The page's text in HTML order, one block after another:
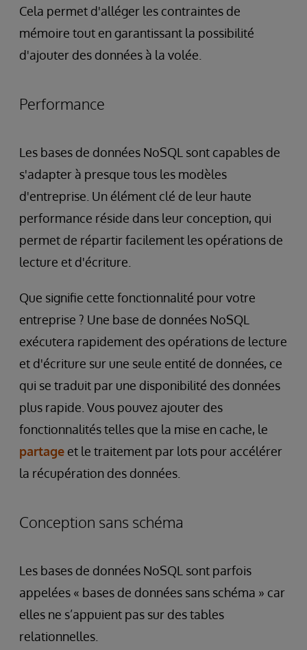
Cela permet d'alléger les contraintes de
mémoire tout en garantissant la possibilité
d'ajouter des données à la volée.
Performance
Les bases de données NoSQL sont capables de
s'adapter à presque tous les modèles
d'entreprise. Un élément clé de leur haute
performance réside dans leur conception, qui
permet de répartir facilement les opérations de
lecture et d'écriture.
Que signifie cette fonctionnalité pour votre
entreprise ? Une base de données NoSQL
exécutera rapidement des opérations de lecture
et d'écriture sur une seule entité de données, ce
qui se traduit par une disponibilité des données
plus rapide. Vous pouvez ajouter des
fonctionnalités telles que la mise en cache, le
partage et le traitement par lots pour accélérer
la récupération des données.
Conception sans schéma
Les bases de données NoSQL sont parfois
appelées « bases de données sans schéma » car
elles ne s’appuient pas sur des tables
relationnelles.